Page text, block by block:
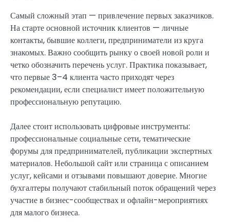
Самый сложный этап — привлечение первых заказчиков.
На старте основной источник клиентов — личные
контакты, бывшие коллеги, предприниматели из круга
знакомых. Важно сообщить рынку о своей новой роли и
четко обозначить перечень услуг. Практика показывает,
что первые 3–4 клиента часто приходят через
рекомендации, если специалист имеет положительную
профессиональную репутацию.
Далее стоит использовать цифровые инструменты:
профессиональные социальные сети, тематические
форумы для предпринимателей, публикации экспертных
материалов. Небольшой сайт или страница с описанием
услуг, кейсами и отзывами повышают доверие. Многие
бухгалтеры получают стабильный поток обращений через
участие в бизнес-сообществах и офлайн-мероприятиях
для малого бизнеса.